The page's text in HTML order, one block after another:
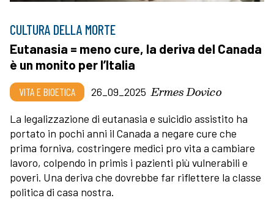
CULTURA DELLA MORTE
Eutanasia = meno cure, la deriva del Canada
è un monito per l’Italia
VITA E BIOETICA 26_09_2025 Ermes Dovico
La legalizzazione di eutanasia e suicidio assistito ha
portato in pochi anni il Canada a negare cure che
prima forniva, costringere medici pro vita a cambiare
lavoro, colpendo in primis i pazienti più vulnerabili e
poveri. Una deriva che dovrebbe far riflettere la classe
politica di casa nostra.